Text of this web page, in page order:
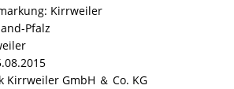
Kirrweiler
Pfalz
GmbH ＆ Co. KG